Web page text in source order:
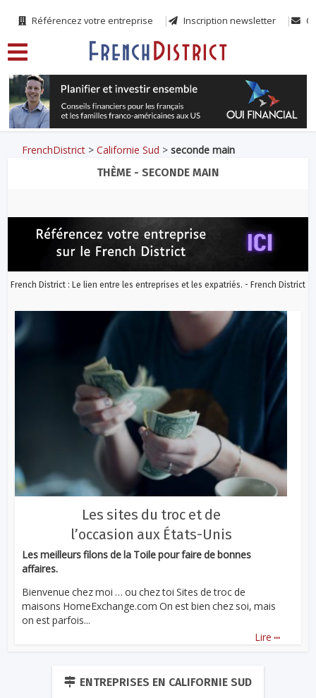
Référencez votre entreprise Inscription newsletter
FrenchDistrict >Californie Sud >seconde main
THÈME - SECONDE MAIN
French District : Le lien entre les entreprises et les expatriés. - French District
Les sites du troc et de
l’occasion aux États-Unis
Les meilleurs filons de la Toile pour faire de bonnes
affaires.
Bienvenue chez moi … ou chez toi Sites de troc de
maisons HomeExchange.com On est bien chez soi, mais
on est parfois...
Lire ...
ENTREPRISES EN CALIFORNIE SUD